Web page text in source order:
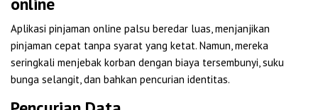
Aplikasi pinjaman online palsu beredar luas, menjanjikan
pinjaman cepat tanpa syarat yang ketat. Namun, mereka
seringkali menjebak korban dengan biaya tersembunyi, suku
bunga selangit, dan bahkan pencurian identitas.